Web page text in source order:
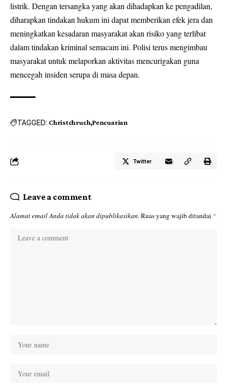
listrik. Dengan tersangka yang akan dihadapkan ke pengadilan,
diharapkan tindakan hukum ini dapat memberikan efek jera dan
meningkatkan kesadaran masyarakat akan risiko yang terlibat
dalam tindakan kriminal semacam ini. Polisi terus mengimbau
masyarakat untuk melaporkan aktivitas mencurigakan guna
mencegah insiden serupa di masa depan.
TAGGED: Christchruch Pencuarian
Twitter
Leave a comment
Alamat email Anda tidak akan dipublikasikan. Ruas yang wajib ditandai *